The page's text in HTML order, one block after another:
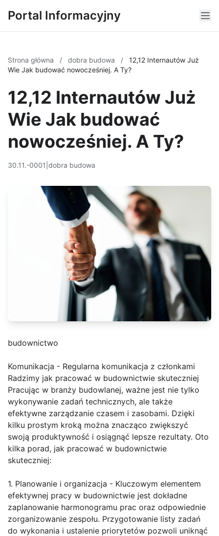
Portal Informacyjny
Strona główna / dobra budowa /
12,12 Internautów Już
Wie Jak budować nowocześniej. A Ty?
12,12 Internautów Już
Wie Jak budować
nowocześniej. A Ty?
30.11.-0001 dobra budowa
budownictwo
Komunikacja - Regularna komunikacja z członkami
Radzimy jak pracować w budownictwie skuteczniej
Pracując w branży budowlanej, ważne jest nie tylko
wykonywanie zadań technicznych, ale także
efektywne zarządzanie czasem i zasobami. Dzięki
kilku prostym kroką można znacząco zwiększyć
swoją produktywność i osiągnąć lepsze rezultaty. Oto
kilka porad, jak pracować w budownictwie
skuteczniej:
1. Planowanie i organizacja - Kluczowym elementem
efektywnej pracy w budownictwie jest dokładne
zaplanowanie harmonogramu prac oraz odpowiednie
zorganizowanie zespołu. Przygotowanie listy zadań
do wykonania i ustalenie priorytetów pozwoli uniknąć